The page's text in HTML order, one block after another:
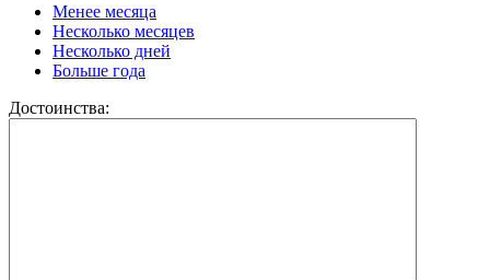
Менее месяца
Несколько месяцев
Несколько дней
Больше года
Достоинства: